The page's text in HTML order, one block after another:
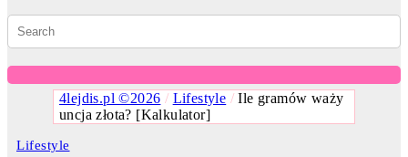
4lejdis.pl ©2026 / Lifestyle /Ile gramów waży
uncja złota? [Kalkulator]
Lifestyle